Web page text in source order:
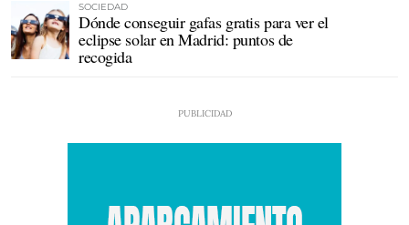
SOCIEDAD
Dónde conseguir gafas gratis para ver el
eclipse solar en Madrid: puntos de
recogida